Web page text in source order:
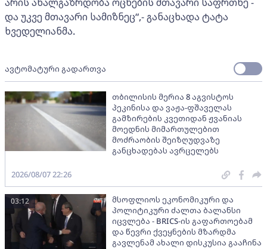
და უკვე მთავარი სამიზნეც“,- განაცხადა ტატა
ხვედელიანმა.
ავტომატური გადართვა
თბილისის მერია 8 აგვისტოს
პეკინისა და ვაჟა-ფშაველას
გამზირების კვეთიდან ჟვანიას
მოედნის მიმართულებით
მოძრაობის შეიზღუდვაზე
განცხადებას ავრცელებს
2026/08/07 22:26
მსოფლიოს ეკონომიკური და
პოლიტიკური ძალთა ბალანსი
იცვლება - BRICS-ის გაფართოებამ
და წევრი ქვეყნების მზარდმა
გავლენამ ახალი დისკუსია გააჩინა
03:12